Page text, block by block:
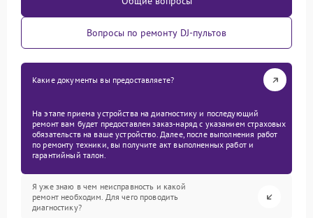
Вопросы по ремонту DJ-пультов
Какие документы вы предоставляете?
На этапе приема устройства на диагностику и последующий
ремонт вам будет предоставлен заказ-наряд с указанием страховых
обязательств на ваше устройство. Далее, после выполнения работ
по ремонту техники, вы получите акт выполненных работ и
гарантийный талон.
Я уже знаю в чем неисправность и какой
ремонт необходим. Для чего проводить
диагностику?